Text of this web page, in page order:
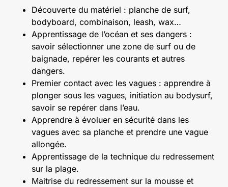
Découverte du matériel : planche de surf,
bodyboard, combinaison, leash, wax…
Apprentissage de l’océan et ses dangers :
savoir sélectionner une zone de surf ou de
baignade, repérer les courants et autres
dangers.
Premier contact avec les vagues : apprendre à
plonger sous les vagues, initiation au bodysurf,
savoir se repérer dans l’eau.
Apprendre à évoluer en sécurité dans les
vagues avec sa planche et prendre une vague
allongée.
Apprentissage de la technique du redressement
sur la plage.
Maitrise du redressement sur la mousse et